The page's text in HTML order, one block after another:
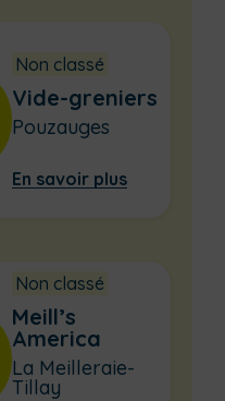
Non classé
Vide-greniers
Pouzauges
En savoir plus
Non classé
Meill’s
America
La Meilleraie-
Tillay